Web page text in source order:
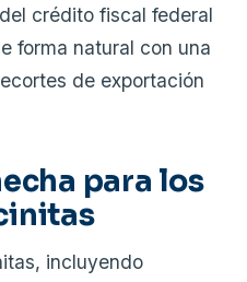
crédito fiscal federal
forma natural con una
de exportación
para los
incluyendo